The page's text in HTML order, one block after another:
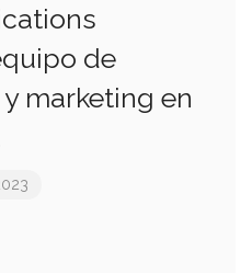
de
marketing en